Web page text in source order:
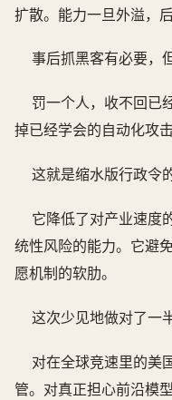
扩散。能力一旦外溢，
事后抓黑客有必要，
罚一个人，收不回已
掉已经学会的自动化攻击
这就是缩水版行政令
它降低了对产业速度
统性风险的能力。它避
愿机制的软肋。
这次少见地做对了一半
对在全球竞速里的美
管。对真正担心前沿模